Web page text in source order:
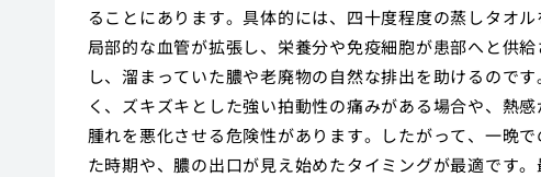
ることにあります。具体的には、四十度程度の蒸しタオ
局部的な血管が拡張し、栄養分や免疫細胞が患部へと供
し、溜まっていた膿や老廃物の自然な排出を助けるので
く、ズキズキとした強い拍動性の痛みがある場合や、熱
腫れを悪化させる危険性があります。したがって、一晩
た時期や、膿の出口が見え始めたタイミングが最適です